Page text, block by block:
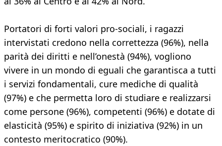
Portatori di forti valori pro-sociali, i ragazzi
intervistati credono nella correttezza (96%), nella
parità dei diritti e nell’onestà (94%), vogliono
vivere in un mondo di eguali che garantisca a tutti
i servizi fondamentali, cure mediche di qualità
(97%) e che permetta loro di studiare e realizzarsi
come persone (96%), competenti (96%) e dotate di
elasticità (95%) e spirito di iniziativa (92%) in un
contesto meritocratico (90%).